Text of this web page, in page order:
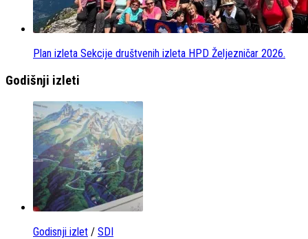
Plan izleta Sekcije društvenih izleta HPD Željezničar 2026.
Godišnji izleti
Godisnji izlet / SDI